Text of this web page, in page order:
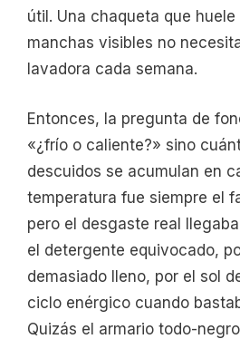
útil. Una chaqueta que
manchas visibles no
lavadora cada semana.
Entonces, la pregunta de
«¿frío o caliente?» sino
descuidos se acumulan en
temperatura fue siempre el
pero el desgaste real
el detergente equivocado,
demasiado lleno, por el sol
ciclo enérgico cuando
Quizás el armario todo-